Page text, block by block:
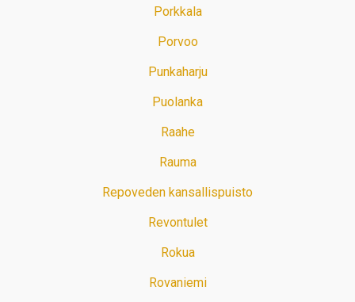
Porkkala
Porvoo
Punkaharju
Puolanka
Raahe
Rauma
Repoveden kansallispuisto
Revontulet
Rokua
Rovaniemi